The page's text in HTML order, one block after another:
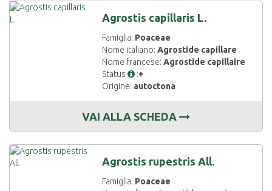
Agrostis capillaris L.
Famiglia: Poaceae
Nome italiano:Agrostide capillare
Nome francese:Agrostide capillaire
Status
:+
Origine: autoctona
VAI ALLA SCHEDA
Agrostis rupestris All.
Famiglia: Poaceae